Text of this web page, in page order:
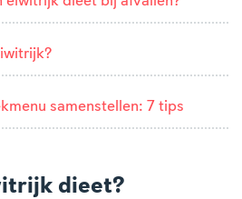
samenstellen: 7 tips
dieet?